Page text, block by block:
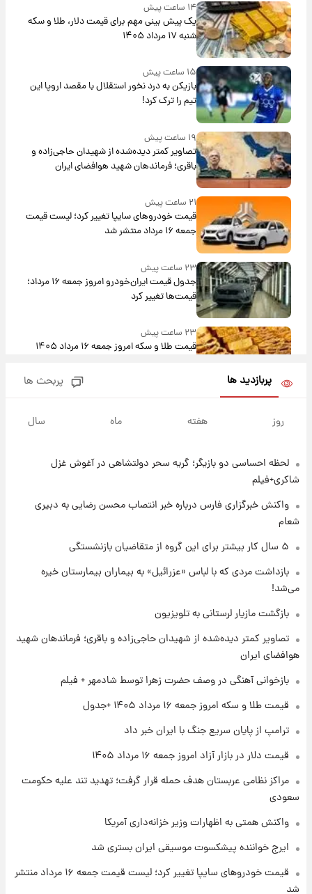
۱۴ ساعت پیش
یک پیش ‌بینی مهم برای قیمت دلار، طلا و سکه
شنبه ۱۷ مرداد ۱۴۰۵
۱۵ ساعت پیش
بازیکن به درد نخور استقلال با مقصد اروپا این
تیم را ترک کرد!
۱۹ ساعت پیش
تصاویر کمتر دیده‌شده از شهیدان حاجی‌زاده و
باقری؛ فرماندهان شهید هوافضای ایران
۲۱ ساعت پیش
قیمت خودروهای سایپا تغییر کرد؛ لیست قیمت
جمعه ۱۶ مرداد منتشر شد
۲۳ ساعت پیش
جدول قیمت ایران‌خودرو امروز جمعه ۱۶ مرداد؛
قیمت‌ها تغییر کرد
۲۳ ساعت پیش
قیمت طلا و سکه امروز جمعه ۱۶ مرداد ۱۴۰۵
درباره وضعیت او چه گفت؟
۱ روز پیش
گران‌ترین خرید تاریخ رئال مادرید رونمایی شد
پیش‌بینی بارش‌های گسترده با ورود ال‌نینو؛ کدام
روزها پربارش‌تر خواهند بود؟
شماره پیراهن خریدهای جدید پرسپولیس اعلام
شد؛ تیکدری، محبی و سرگیف با اعداد ویژه
۱ روز پیش
جزئیات فعال‌سازی «کیف پول ایران» اعلام
شد+فیلم
پربازدید ها پربحث ها
روز هفته ماه سال
لحظه احساسی دو بازیگر؛ گریه سحر دولتشاهی در آغوش غزل
شاکری+فیلم
واکنش خبرگزاری فارس درباره خبر انتصاب محسن رضایی به دبیری
شعام
۵ سال کار بیشتر برای این گروه از متقاضیان بازنشستگی
بازداشت مردی که با لباس «عزرائیل» به بیماران بیمارستان خیره
می‌شد!
بازگشت مازیار لرستانی به تلویزیون
تصاویر کمتر دیده‌شده از شهیدان حاجی‌زاده و باقری؛ فرماندهان شهید
هوافضای ایران
بازخوانی آهنگی در وصف حضرت زهرا توسط شادمهر + فیلم
قیمت طلا و سکه امروز جمعه ۱۶ مرداد ۱۴۰۵ +جدول
ترامپ از پایان سریع جنگ با ایران خبر داد
قیمت دلار در بازار آزاد امروز جمعه ۱۶ مرداد ۱۴۰۵
مراکز نظامی عربستان هدف حمله قرار گرفت؛ تهدید تند علیه حکومت
سعودی
واکنش همتی به اظهارات وزیر خزانه‌داری آمریکا
ایرج خواننده پیشکسوت موسیقی ایران بستری شد
قیمت خودروهای سایپا تغییر کرد؛ لیست قیمت جمعه ۱۶ مرداد منتشر
شد